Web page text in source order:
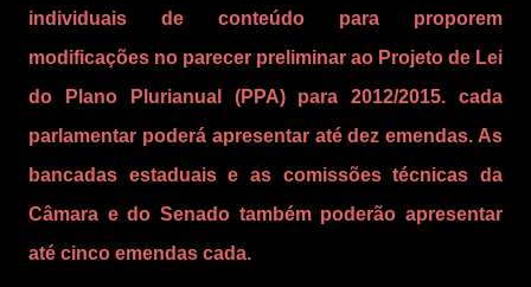
individuais de conteúdo para proporem
modificações no parecer preliminar ao Projeto de Lei
do Plano Plurianual (PPA) para 2012/2015. cada
parlamentar poderá apresentar até dez emendas. As
bancadas estaduais e as comissões técnicas da
Câmara e do Senado também poderão apresentar
até cinco emendas cada.